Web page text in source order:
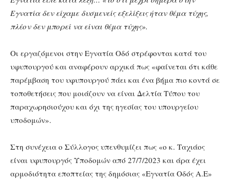
Εγνατία δεν είχαμε δυσμενείς εξελίξεις ήταν θέμα τύχης,
πλέον δεν μπορεί να είναι θέμα τύχης».
Οι εργαζόμενοι στην Εγνατία Οδό στρέφονται κατά του
υφυπουργού και αναφέρουν αρχικά πως «φαίνεται ότι κάθε
παρέμβαση του υφυπουργού πάει και ένα βήμα πιο κοντά σε
τοποθετήσεις που μοιάζουν να είναι Δελτία Τύπου του
παραχωρησιούχου και όχι της ηγεσίας του υπουργείου
υποδομών».
Στη συνέχεια ο Σύλλογος υπενθυμίζει πως «ο κ. Ταχιάος
είναι υφυπουργός Υποδομών από 27/7/2023 και άρα έχει
αρμοδιότητα εποπτείας της δημόσιας «Εγνατία Οδός Α.Ε»